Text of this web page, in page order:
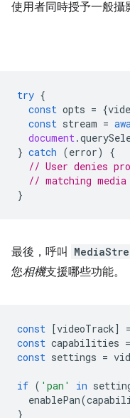
使用者同時授予一般攝
try {
const opts = {
const stream =
document.
} catch (error)
{
// User denies
// matching
}
最後，呼叫
您相機支援哪些功能。
const [videoTrack] =
const capabilities =
const settings =
if ( 'pan' in
enablePan(
}